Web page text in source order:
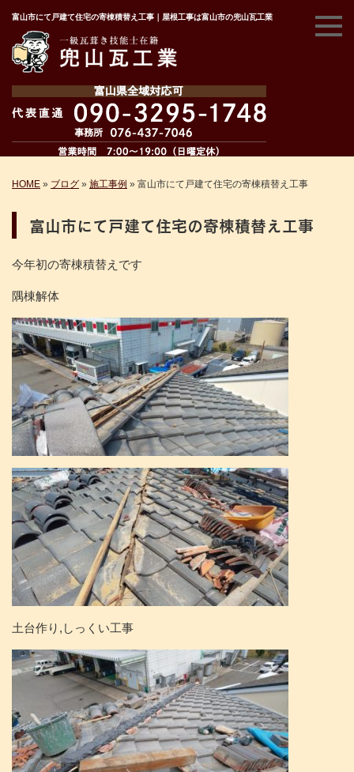
富山市にて戸建て住宅の寄棟積替え工事｜屋根工事は富山市の兜山瓦工業
HOME » ブログ » 施工事例 » 富山市にて戸建て住宅の寄棟積替え工事
富山市にて戸建て住宅の寄棟積替え工事
今年初の寄棟積替えです
隅棟解体
土台作り,しっくい工事